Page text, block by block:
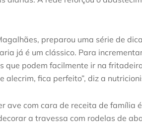
preparou uma série de
já é um clássico. Para
que podem facilmente ir na
fica perfeito”, diz a
ave com cara de receita de família
a travessa com rodelas de